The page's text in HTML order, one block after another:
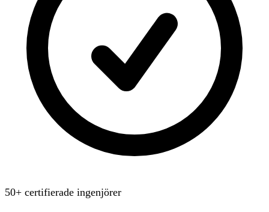
50+ certifierade ingenjörer